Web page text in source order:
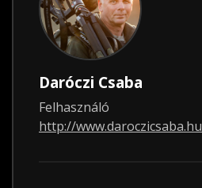
Daróczi Csaba
Felhasználó
http://www.daroczicsaba.hu